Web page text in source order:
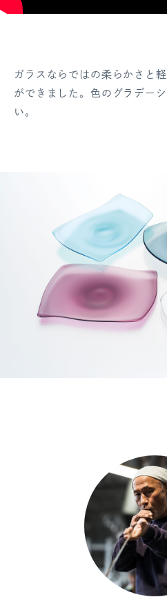
ガラスならではの柔らかさと
ができました。色のグラデー
い。